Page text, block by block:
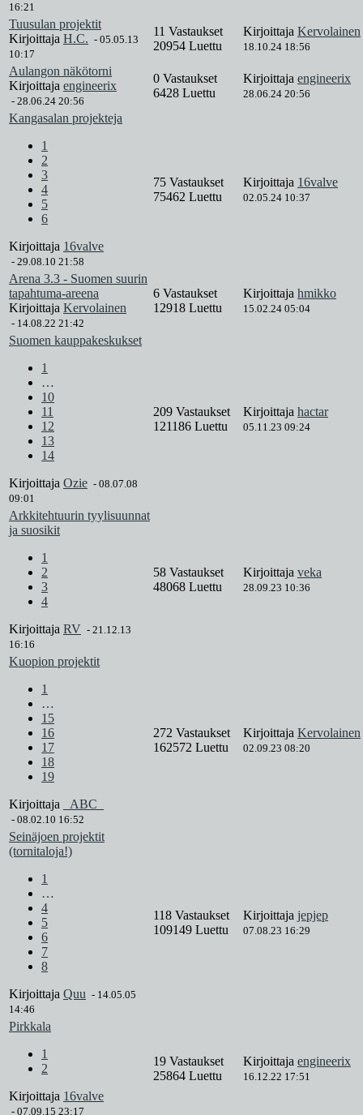
16:21
Tuusulan projektit
Kirjoittaja H.C. - 05.05.13
10:17
11 Vastaukset
20954 Luettu
Kirjoittaja Kervolainen
18.10.24 18:56
Aulangon näkötorni
Kirjoittaja engineerix
- 28.06.24 20:56
0 Vastaukset
6428 Luettu
Kirjoittaja engineerix
28.06.24 20:56
Kangasalan projekteja
1
2
3
4
5
6
Kirjoittaja 16valve
- 29.08.10 21:58
75 Vastaukset
75462 Luettu
Kirjoittaja 16valve
02.05.24 10:37
Arena 3.3 - Suomen suurin
tapahtuma-areena
Kirjoittaja Kervolainen
- 14.08.22 21:42
6 Vastaukset
12918 Luettu
Kirjoittaja hmikko
15.02.24 05:04
Suomen kauppakeskukset
1
…
10
11
12
13
14
Kirjoittaja Ozie - 08.07.08
09:01
209 Vastaukset
121186 Luettu
Kirjoittaja hactar
05.11.23 09:24
Arkkitehtuurin tyylisuunnat
ja suosikit
1
2
3
4
Kirjoittaja RV - 21.12.13
16:16
58 Vastaukset
48068 Luettu
Kirjoittaja veka
28.09.23 10:36
Kuopion projektit
1
…
15
16
17
18
19
Kirjoittaja
_ABC_
- 08.02.10 16:52
272 Vastaukset
162572 Luettu
Kirjoittaja Kervolainen
02.09.23 08:20
Seinäjoen projektit
(tornitaloja!)
1
…
4
5
6
7
8
Kirjoittaja Quu - 14.05.05
14:46
118 Vastaukset
109149 Luettu
Kirjoittaja jepjep
07.08.23 16:29
Pirkkala
1
2
Kirjoittaja 16valve
- 07.09.15 23:17
19 Vastaukset
25864 Luettu
Kirjoittaja engineerix
16.12.22 17:51